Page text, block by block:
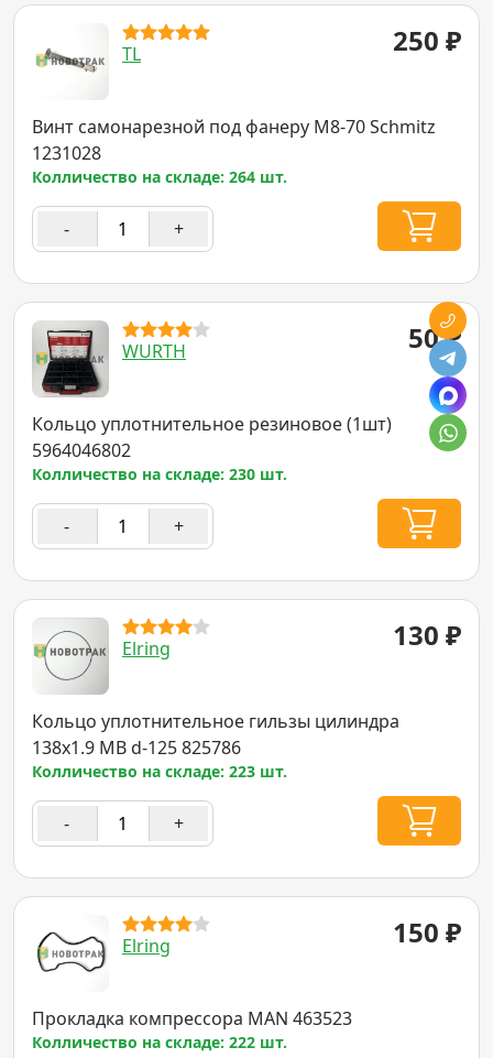
TL 250 ₽
Винт самонарезной под фанеру M8-70 Schmitz
1231028
Колличество на складе: 264 шт.
- +
WURTH 50₽
Кольцо уплотнительное резиновое (1шт)
5964046802
Колличество на складе: 230 шт.
- +
Elring 130 ₽
Кольцо уплотнительное гильзы цилиндра
138х1.9 MB d-125 825786
Колличество на складе: 223 шт.
- +
Elring 150 ₽
Прокладка компрессора MAN 463523
Колличество на складе: 222 шт.